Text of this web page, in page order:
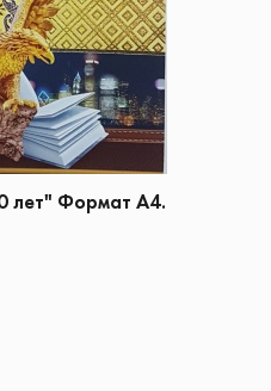
лет" Формат А4.